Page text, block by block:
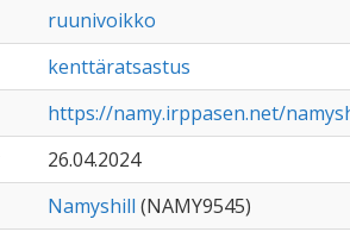
ruunivoikko
kenttäratsastus
https://namy.irppasen.net/
26.04.2024
Namyshill (NAMY9545)